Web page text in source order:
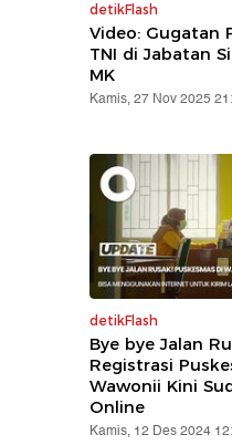
detikFlash
Video: Gugatan
TNI di Jabatan
MK
Kamis, 27 Nov 2025
detikFlash
Bye bye Jalan
Registrasi
Wawonii Kini
Online
Kamis, 12 Des 2024